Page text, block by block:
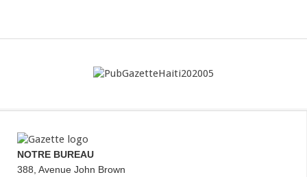
NOTRE BUREAU
388, Avenue John Brown